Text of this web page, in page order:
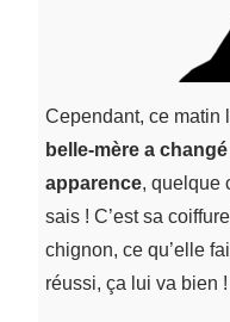
Cependant, ce matin
belle-mère a
apparence, quelque
sais ! C’est sa
chignon, ce qu’elle
réussi, ça lui va bien !